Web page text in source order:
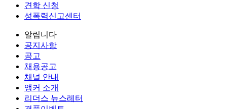
견학 신청
성폭력신고센터
알립니다
공지사항
공고
채용공고
채널 안내
앵커 소개
리더스 뉴스레터